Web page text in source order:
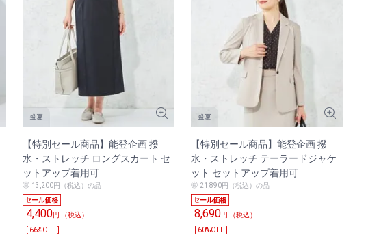
【特別セール商品】能登企画 撥
水・ストレッチ ロングスカート セ
ットアップ着用可
13,200円（税込）の品
4,400円 （税込）
[ 66%OFF ]
【特別セール商品】能登企画 撥
水・ストレッチ テーラードジャケ
ット セットアップ着用可
21,890円（税込）の品
8,690円 （税込）
[ 60%OFF ]